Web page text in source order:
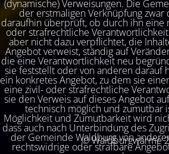
(dynamische) Verweisungen. Die
der erstmaligen Verknüpfung zwar
daraufhin überprüft, ob durch ihn eine
oder strafrechtliche
aber nicht dazu verpflichtet, die
Angebot verweist, ständig auf
die eine Verantwortlichkeit neu
sie feststellt oder von anderen darauf
ein konkretes Angebot, zu dem sie
eine zivil- oder strafrechtliche
sie den Verweis auf dieses Angebot
technisch möglich und zumutbar
Möglichkeit und Zumutbarkeit wird
dass auch nach Unterbindung des
der Gemeinde Waldburg von
rechtswidrige oder strafbare
© Waldburgwärme